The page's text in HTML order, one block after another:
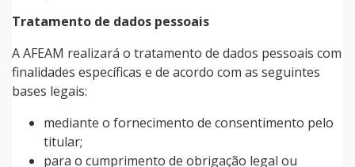
Tratamento de dados pessoais
A AFEAM realizará o tratamento de dados pessoais com
finalidades específicas e de acordo com as seguintes
bases legais:
mediante o fornecimento de consentimento pelo
titular;
para o cumprimento de obrigação legal ou